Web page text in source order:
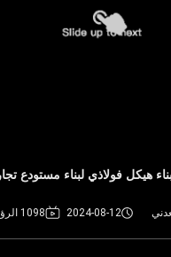
بناء هيكل فولاذي لبناء
2024-08-12 1098 الرؤى